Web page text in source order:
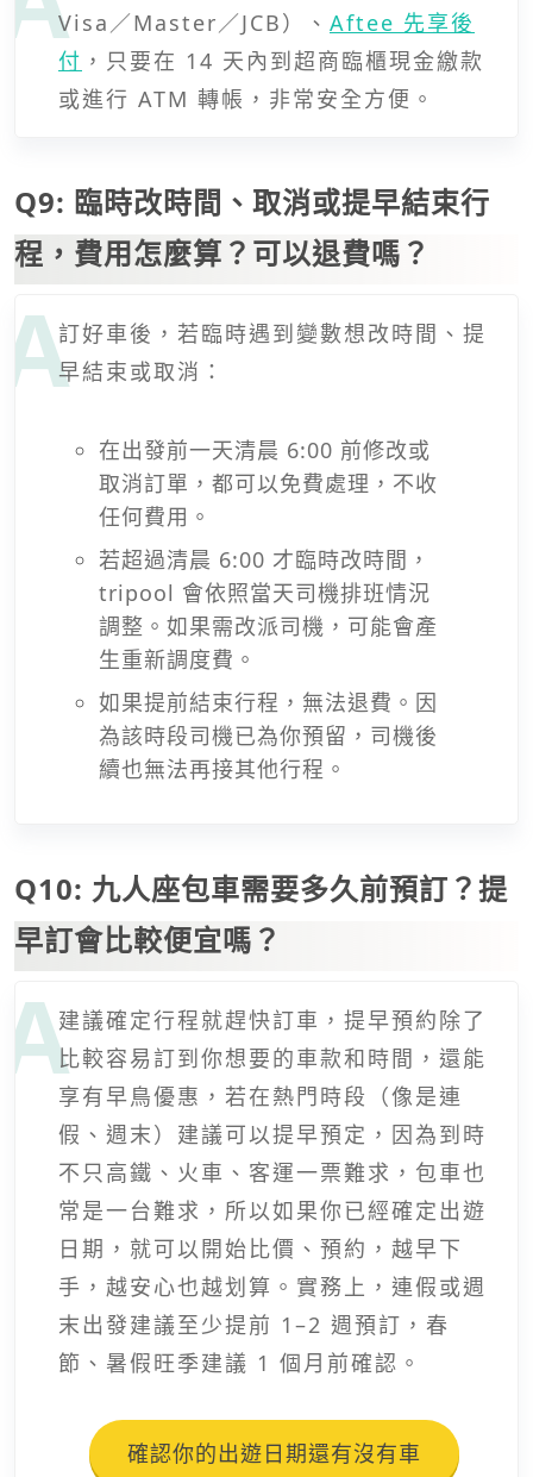
Visa／Master／JCB）、 Aftee 先享後
付 ，只要在 14 天內到超商臨櫃現金繳款
或進行 ATM 轉帳，非常安全方便。
Q9: 臨時改時間、取消或提早結束行
程，費用怎麼算？可以退費嗎？
訂好車後，若臨時遇到變數想改時間、提
早結束或取消：
在出發前一天清晨 6:00 前修改或
取消訂單，都可以免費處理，不收
任何費用。
若超過清晨 6:00 才臨時改時間，
tripool 會依照當天司機排班情況
調整。如果需改派司機，可能會產
生重新調度費。
如果提前結束行程，無法退費。因
為該時段司機已為你預留，司機後
續也無法再接其他行程。
Q10: 九人座包車需要多久前預訂？提
早訂會比較便宜嗎？
建議確定行程就趕快訂車，提早預約除了
比較容易訂到你想要的車款和時間，還能
享有早鳥優惠，若在熱門時段（像是連
假、週末）建議可以提早預定，因為到時
不只高鐵、火車、客運一票難求，包車也
常是一台難求，所以如果你已經確定出遊
日期，就可以開始比價、預約，越早下
手，越安心也越划算。實務上，連假或週
末出發建議至少提前 1–2 週預訂，春
節、暑假旺季建議 1 個月前確認。
確認你的出遊日期還有沒有車